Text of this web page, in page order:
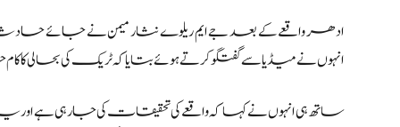
ادھر واقعے کے بعد جے ایم ریلوے نثار میمن نے جائے حادثہ کا
انہوں نے میڈیا سے گفتگو کرتے ہوئے بتایا کہ ٹریک کی
ساتھ ہی انہوں نے کہا کہ واقعے کی تحقیقات کی جارہی ہے اور